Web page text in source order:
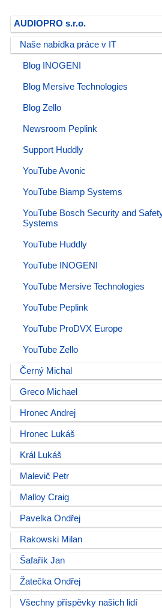
AUDIOPRO s.r.o.
Naše nabídka práce v IT
Blog INOGENI
Blog Mersive Technologies
Blog Zello
Newsroom Peplink
Support Huddly
YouTube Avonic
YouTube Biamp Systems
YouTube Bosch Security and
Systems
YouTube Huddly
YouTube INOGENI
YouTube Mersive Technologies
YouTube Peplink
YouTube ProDVX Europe
YouTube Zello
Černý Michal
Greco Michael
Hronec Andrej
Hronec Lukáš
Král Lukáš
Malevič Petr
Malloy Craig
Pavelka Ondřej
Rakowski Milan
Šafařík Jan
Žatečka Ondřej
Všechny příspěvky našich lidí